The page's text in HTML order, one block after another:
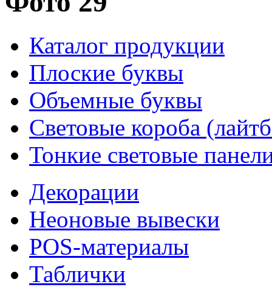
Каталог продукции
Плоские буквы
Объемные буквы
Световые короба
Тонкие световые
Декорации
Неоновые вывески
POS-материалы
Таблички